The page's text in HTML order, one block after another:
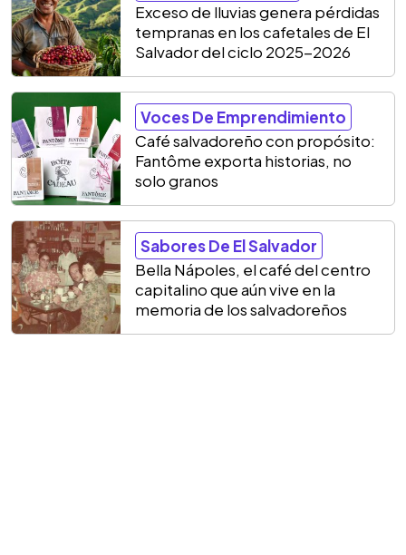
Exceso de lluvias genera pérdidas
tempranas en los cafetales de El
Salvador del ciclo 2025-2026
Voces De Emprendimiento
Café salvadoreño con propósito:
Fantôme exporta historias, no
solo granos
Sabores De El Salvador
Bella Nápoles, el café del centro
capitalino que aún vive en la
memoria de los salvadoreños